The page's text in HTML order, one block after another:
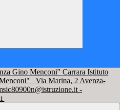
Istituto
Via Marina, 2 Avenza-
-